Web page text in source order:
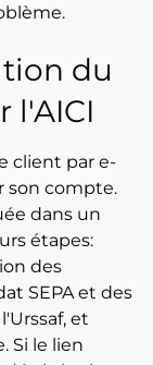
du
l'AICI
client par e-
son compte.
dans un
étapes:
des
SEPA et des
et
Si le lien